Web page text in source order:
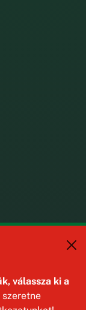
válassza ki a